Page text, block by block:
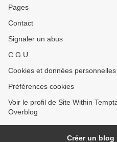
Pages
Contact
Signaler un abus
C.G.U.
Cookies et données personnelles
Préférences cookies
Voir le profil de Site Within
Overblog
Créer un blog